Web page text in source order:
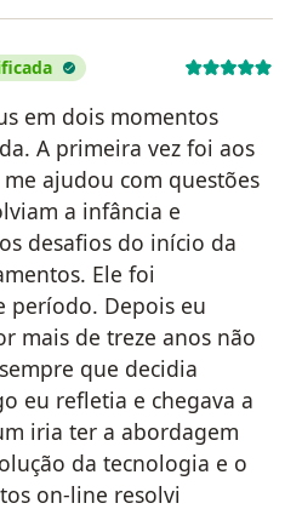
em dois momentos
A primeira vez foi aos
ajudou com questões
a infância e
desafios do início da
Ele foi
período. Depois eu
mais de treze anos não
que decidia
eu refletia e chegava a
iria ter a abordagem
da tecnologia e o
on-line resolvi